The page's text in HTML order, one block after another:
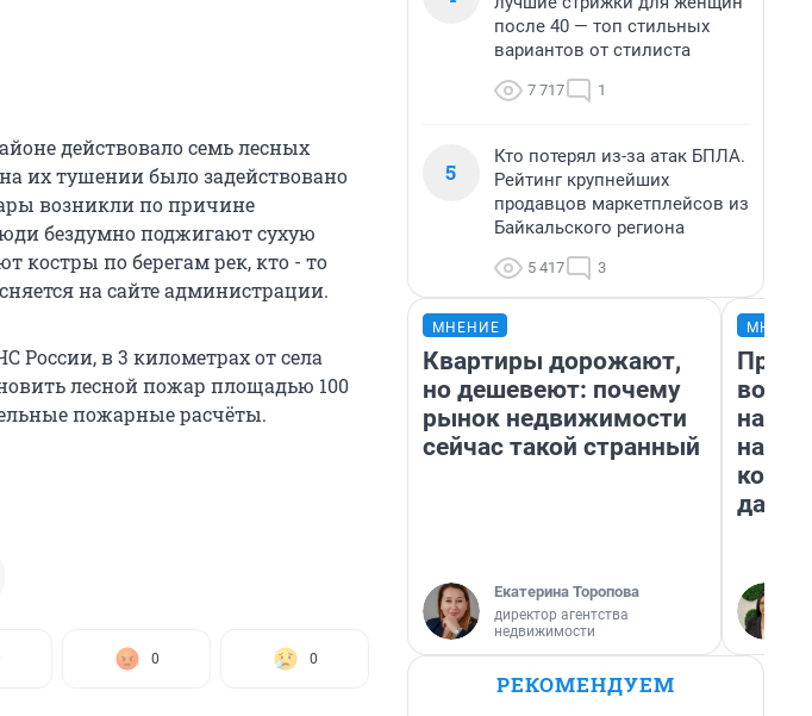
действовало семь лесных
их тушении было задействовано
возникли по причине
бездумно поджигают сухую
костры по берегам рек, кто - то
на сайте администрации.
в 3 километрах от села
лесной пожар площадью 100
пожарные расчёты.
0 0
после 40 — топ стильных
вариантов от стилиста
7 717 1
5
Кто потерял из-за атак БПЛА.
Рейтинг крупнейших
продавцов маркетплейсов из
Байкальского региона
5 417 3
МНЕНИЕ
Квартиры дорожают,
но дешевеют: почему
рынок недвижимости
сейчас такой странный
Екатерина Торопова
директор агентства
недвижимости
нам
даже
РЕКОМЕНДУЕМ